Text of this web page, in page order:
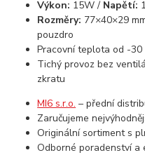
Výkon: 15W / Napětí:
Rozměry: 77×40×29
pouzdro
Pracovní teplota od -30
Tichý provoz bez
zkratu
MI6 s.r.o. – přední
Zaručujeme
Originální sortiment s
Odborné poradenství a